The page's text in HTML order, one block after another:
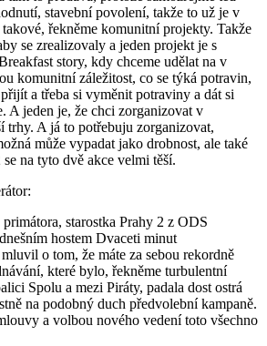
stavební povolení, takže to už je v
řekněme komunitní projekty. Takže
se zrealizovaly a jeden projekt je s
story, kdy chceme udělat na v
komunitní záležitost, co se týká potravin,
a třeba si vyměnit potraviny a dát si
A jeden je, že chci zorganizovat v
trhy. A já to potřebuju zorganizovat,
může vypadat jako drobnost, ale také
na tyto dvě akce velmi těší.
starostka Prahy 2 z ODS
hostem Dvaceti minut
o tom, že máte za sebou rekordně
které bylo, řekněme turbulentní
Spolu a mezi Piráty, padala dost ostrá
na podobný duch předvolební kampaně.
a volbou nového vedení toto všechno